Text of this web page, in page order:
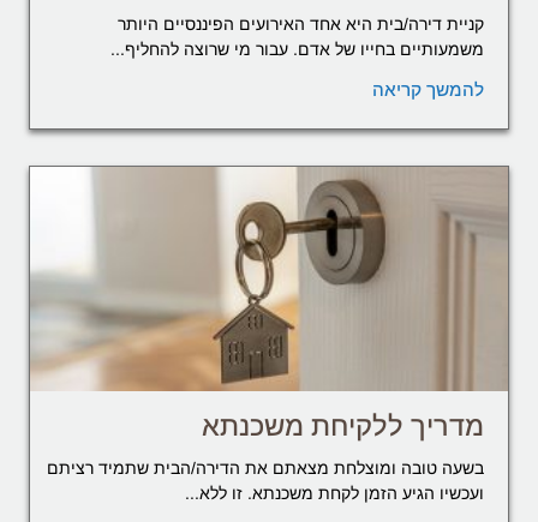
קניית דירה/בית היא אחד האירועים הפיננסיים היותר
משמעותיים בחייו של אדם. עבור מי שרוצה להחליף...
להמשך קריאה
מדריך ללקיחת משכנתא
בשעה טובה ומוצלחת מצאתם את הדירה/הבית שתמיד רציתם
ועכשיו הגיע הזמן לקחת משכנתא. זו ללא...